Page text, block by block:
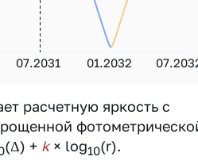
07.2031 01.2032
расчетную яркость с
(Δ) + k× log10(r).